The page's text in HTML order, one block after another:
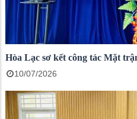
Hòa Lạc sơ kết công tác Mặt
10/07/2026